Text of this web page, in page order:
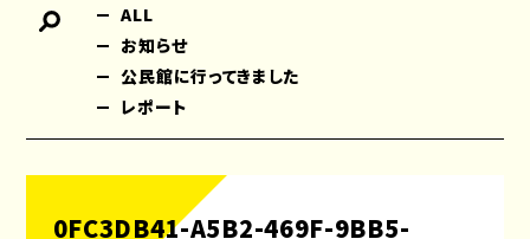
ALL
お知らせ
公民館に行ってきました
レポート
0FC3DB41-A5B2-469F-9BB5-